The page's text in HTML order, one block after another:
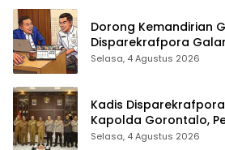
Dorong Kemandirian
Disparekrafpora
Para Aleg Deprov
Selasa, 4 Agustus 2026
Kadis
Kapolda Gorontalo,
Sukseskan Gorontalo
Selasa, 4 Agustus 2026